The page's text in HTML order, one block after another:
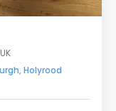
Holyrood